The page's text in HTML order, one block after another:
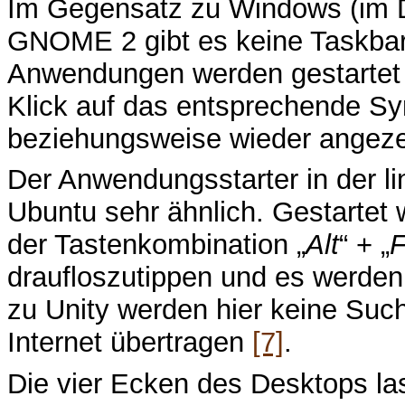
Im Gegensatz zu Windows (im
GNOME 2 gibt es keine
Anwendungen werden
Klick auf das entsprechende
beziehungsweise wieder
Der Anwendungsstarter in der
Ubuntu sehr ähnlich. Gestartet
der Tastenkombination „Alt“ + „
draufloszutippen und es
zu Unity werden hier keine
Internet übertragen [7] .
Die vier Ecken des Desktops